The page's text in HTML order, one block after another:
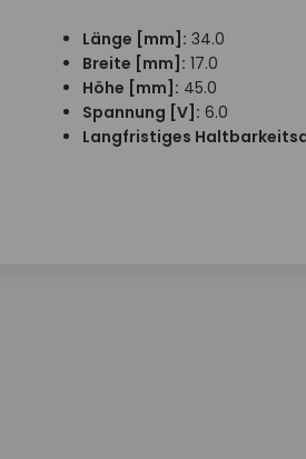
Länge [mm]: 34.0
Breite [mm]: 17.0
Höhe [mm]: 45.0
Spannung [V]: 6.0
Langfristiges